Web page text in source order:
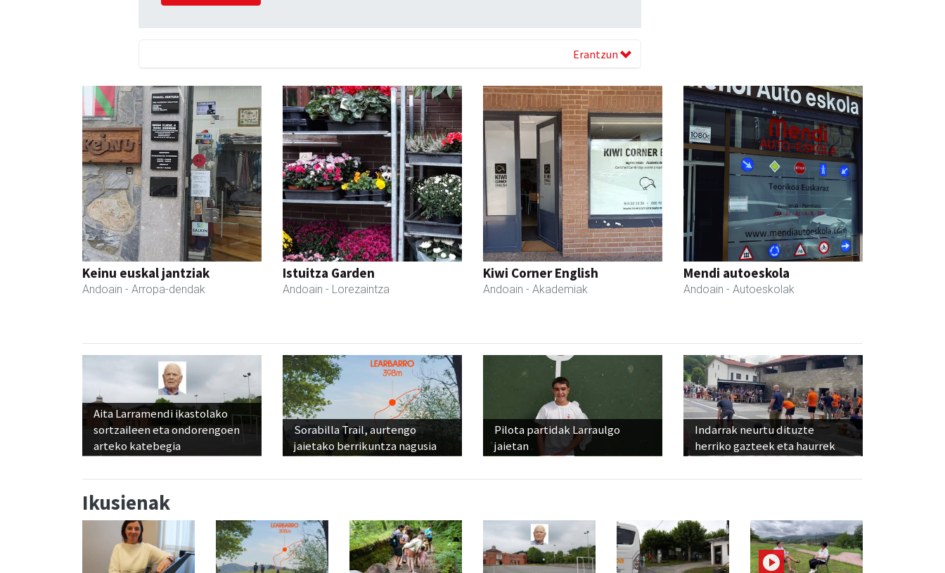
Erantzun
Keinu euskal jantziak
Andoain - Arropa-dendak
Istuitza Garden
Andoain - Lorezaintza
Kiwi Corner English
Andoain - Akademiak
Mendi autoeskola
Andoain - Autoeskolak
Aita Larramendi ikastolako
sortzaileen eta ondorengoen
arteko katebegia
Sorabilla Trail, aurtengo
jaietako berrikuntza nagusia
Pilota partidak Larraulgo
jaietan
Indarrak neurtu dituzte
herriko gazteek eta haurrek
Ikusienak